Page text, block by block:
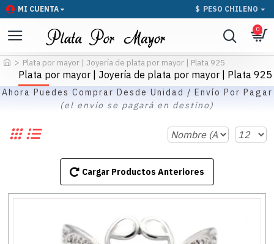
MI CUENTA $ PESO CHILENO
0
Plata por mayor | Joyería de plata por mayor | Plata 925
Plata por mayor | Joyería de plata por mayor | Plata 925
Ahora Puedes Comprar Desde Unidad / Envío Por Pagar
(el envío se pagará en destino)
Cargar Productos Anteriores